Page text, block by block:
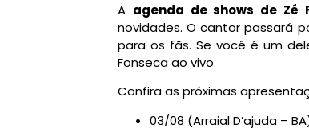
A agenda de shows de Zé
novidades. O cantor passará
para os fãs. Se você é um
Fonseca ao vivo.
Confira as próximas
03/08 (Arraial D’ajuda –